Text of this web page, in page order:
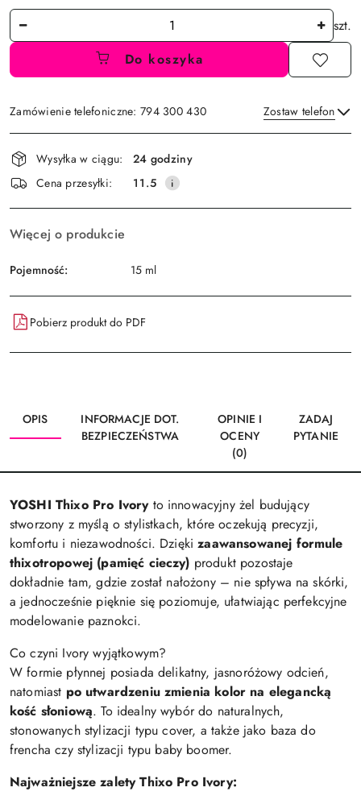
Ilość
szt.
Do koszyka
Zamówienie telefoniczne: 794 300 430 Zostaw telefon
Wyślij
Dostępność
i
dostawa
Wysyłka w ciągu:
24 godziny
Cena przesyłki:
11.5
Więcej o produkcie
Pojemność: 15 ml
Pobierz produkt do PDF
OPIS
INFORMACJE DOT.
BEZPIECZEŃSTWA
OPINIE I
OCENY
(0)
ZADAJ
PYTANIE
YOSHI Thixo Pro Ivoryto innowacyjny żel budujący
stworzony z myślą o stylistkach, które oczekują precyzji,
komfortu i niezawodności. Dziękizaawansowanej formule
thixotropowej (pamięć cieczy) produkt pozostaje
dokładnie tam, gdzie został nałożony – nie spływa na skórki,
a jednocześnie pięknie się poziomuje, ułatwiając perfekcyjne
modelowanie paznokci.
Co czyni Ivory wyjątkowym?
W formie płynnej posiada delikatny, jasnoróżowy odcień,
natomiast po utwardzeniu zmienia kolor na elegancką
kość słoniową. To idealny wybór do naturalnych,
stonowanych stylizacji typu cover, a także jako baza do
frencha czy stylizacji typu baby boomer.
Najważniejsze zalety Thixo Pro Ivory: